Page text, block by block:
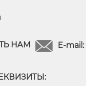
НАМ E-mail: